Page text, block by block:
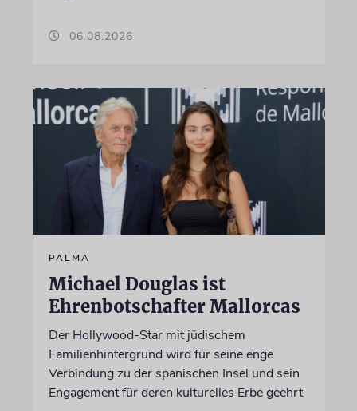
06.08.2026
PALMA
Michael Douglas ist
Ehrenbotschafter Mallorcas
Der Hollywood-Star mit jüdischem
Familienhintergrund wird für seine enge
Verbindung zu der spanischen Insel und sein
Engagement für deren kulturelles Erbe geehrt